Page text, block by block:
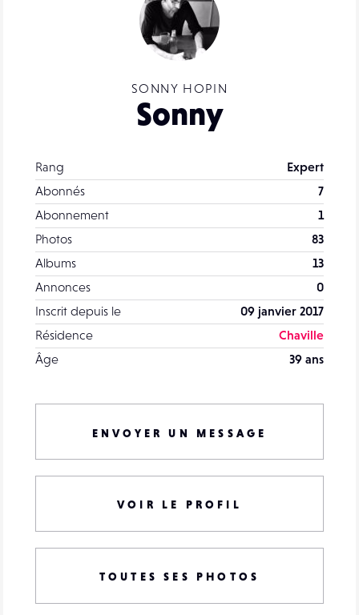
SONNY HOPIN
Sonny
Rang
Expert
Abonnés
7
Abonnement
1
Photos
83
Albums
13
Annonces
0
Inscrit depuis le
09 janvier 2017
Résidence
Chaville
Âge
39 ans
ENVOYER UN MESSAGE
VOIR LE PROFIL
TOUTES SES PHOTOS